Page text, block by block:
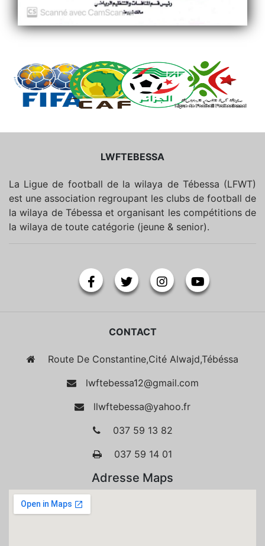
LWFTEBESSA
La Ligue de football de la wilaya de Tébessa (LFWT)
est une association regroupant les clubs de football de
la wilaya de Tébessa et organisant les compétitions de
la wilaya de toute catégorie (jeune & senior).
CONTACT
Route De Constantine,Cité Alwajd,Tébéssa
lwftebessa12@gmail.com
llwftebessa@yahoo.fr
037 59 13 82
037 59 14 01
Adresse Maps